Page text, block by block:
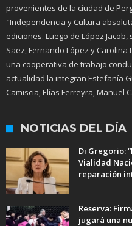
provenientes de la ciudad de
"Independencia y Cultura
ediciones. Luego de López
Saez, Fernando López y Carolina
una cooperativa de trabajo
actualidad la integran Estefanía
Camiscia, Elías Ferreyra, Manuel
NOTICIAS DEL DÍA
Di Gregorio:
Vialidad
reparación
Reserva:
jugará una